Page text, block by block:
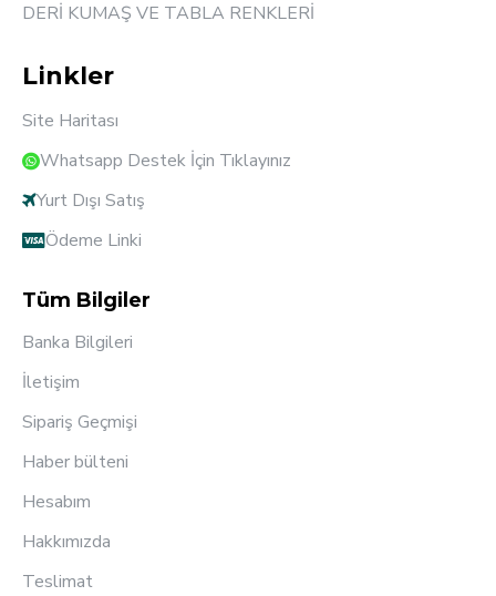
DERİ KUMAŞ VE TABLA RENKLERİ
Linkler
Site Haritası
Whatsapp Destek İçin Tıklayınız
Yurt Dışı Satış
Ödeme Linki
Tüm Bilgiler
Banka Bilgileri
İletişim
Sipariş Geçmişi
Haber bülteni
Hesabım
Hakkımızda
Teslimat